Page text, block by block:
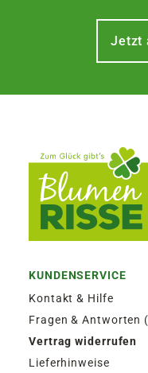
Jetzt
KUNDENSERVICE
Kontakt & Hilfe
Fragen & Antworten
Vertrag widerrufen
Lieferhinweise